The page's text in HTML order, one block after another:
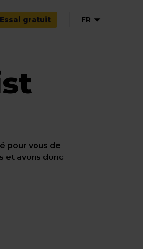
Essai gratuit FR
pour vous de
et avons donc